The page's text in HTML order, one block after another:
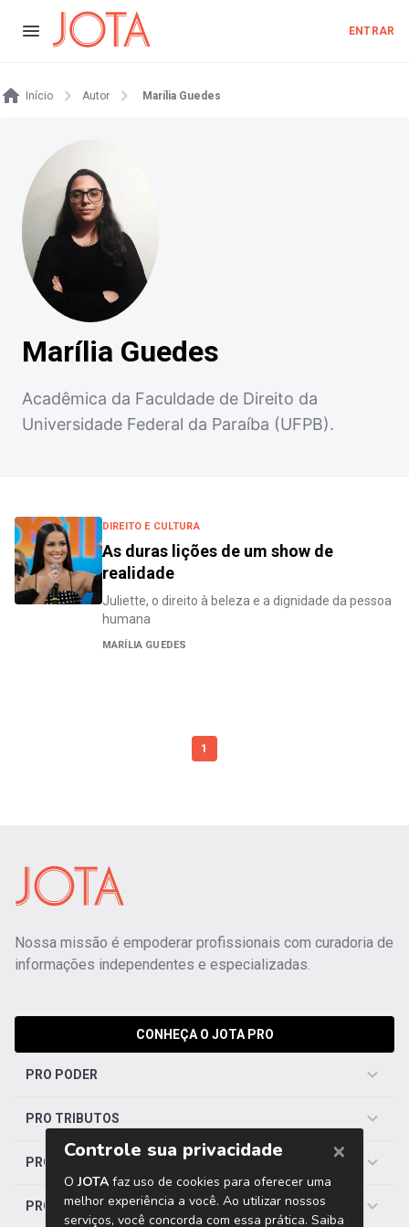
ENTRAR
Início Autor Marília Guedes
Marília Guedes
Acadêmica da Faculdade de Direito da
Universidade Federal da Paraíba (UFPB).
DIREITO E CULTURA
As duras lições de um show de
realidade
Juliette, o direito à beleza e a dignidade da pessoa
humana
MARÍLIA GUEDES
1
Nossa missão é empoderar profissionais com curadoria de
informações independentes e especializadas.
CONHEÇA O JOTA PRO
PRO PODER
PRO TRIBUTOS
PRO TRABALHISTA
PRO SAÚDE